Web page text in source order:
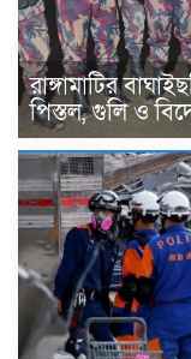
রাঙ্গামাটির
পিস্তল, গুলি ও